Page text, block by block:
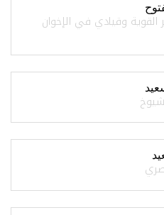
وقيادي في الإخوان